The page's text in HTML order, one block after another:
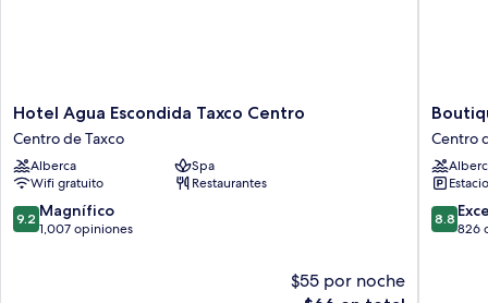
Hotel
Agua
Escondida
Taxco
Centro
Centro
de
Hotel Agua Escondida Taxco Centro
Centro de Taxco
Alberca
Spa
Wifi gratuito
Restaurantes
9.2
de
9.2 Magnífico
1,007 opiniones
$55 por noche
Pueblo
Lindo
Centro
de
Taxco
Centro
8.8
de
8.8
826